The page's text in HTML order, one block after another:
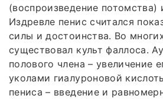
(воспроизведение потомства)
Издревле пенис считался
силы и достоинства. Во
существовал культ фаллоса.
полового члена – увеличение
уколами гиалуроновой
пениса – введение и